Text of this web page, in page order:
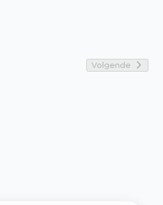
Volgende